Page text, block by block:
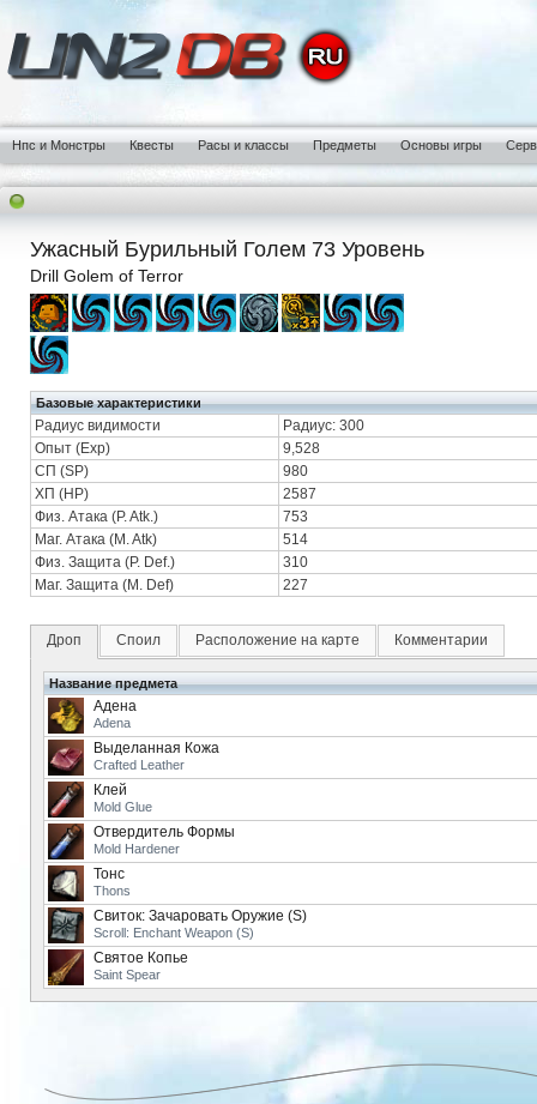
Нпс и Монстры Квесты Расы и классы Предметы Основы игры
Ужасный Бурильный Голем 73 Уровень
Drill Golem of Terror
Базовые характеристики
Радиус видимости
Радиус: 300
Опыт (Exp)
9,528
СП (SP)
980
ХП (HP)
2587
Физ. Атака (P. Atk.)
753
Маг. Атака (M. Atk)
514
Физ. Защита (P. Def.)
310
Маг. Защита (M. Def)
227
Дроп Споил Расположение на карте Комментарии
Название предмета
Адена
Adena
Выделанная Кожа
Crafted Leather
Клей
Mold Glue
Отвердитель Формы
Mold Hardener
Тонс
Thons
Свиток: Зачаровать Оружие (S)
Scroll: Enchant Weapon (S)
Святое Копье
Saint Spear